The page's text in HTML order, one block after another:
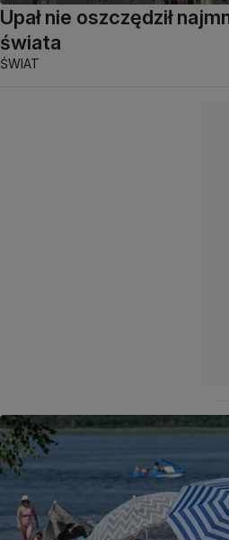
Upał nie oszczędził
świata
ŚWIAT